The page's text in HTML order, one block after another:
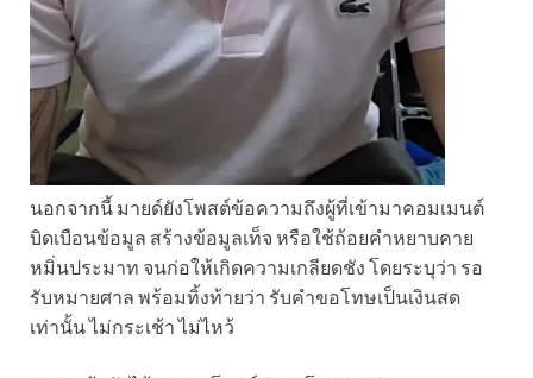
นอกจากนี้ มายด์ยังโพสต์ข้อความถึงผู้ที่เข้ามาคอมเมนต์
บิดเบือนข้อมูล สร้างข้อมูลเท็จ หรือใช้ถ้อยคำหยาบคาย
หมิ่นประมาท จนก่อให้เกิดความเกลียดชัง โดยระบุว่า รอ
รับหมายศาล พร้อมทิ้งท้ายว่า รับคำขอโทษเป็นเงินสด
เท่านั้น ไม่กระเช้า ไม่ไหว้